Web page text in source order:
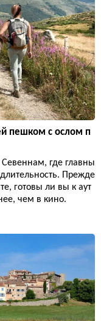
пешком с ослом п
где главны
Прежде
готовы ли вы к аут
чем в кино.